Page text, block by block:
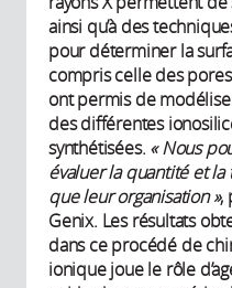
ainsi qu’à des
pour déterminer la
compris celle des
ont permis de
des différentes
synthétisées. « Nous
évaluer la quantité et
que leur organisation »,
Genix. Les résultats
dans ce procédé de
ionique joue le rôle